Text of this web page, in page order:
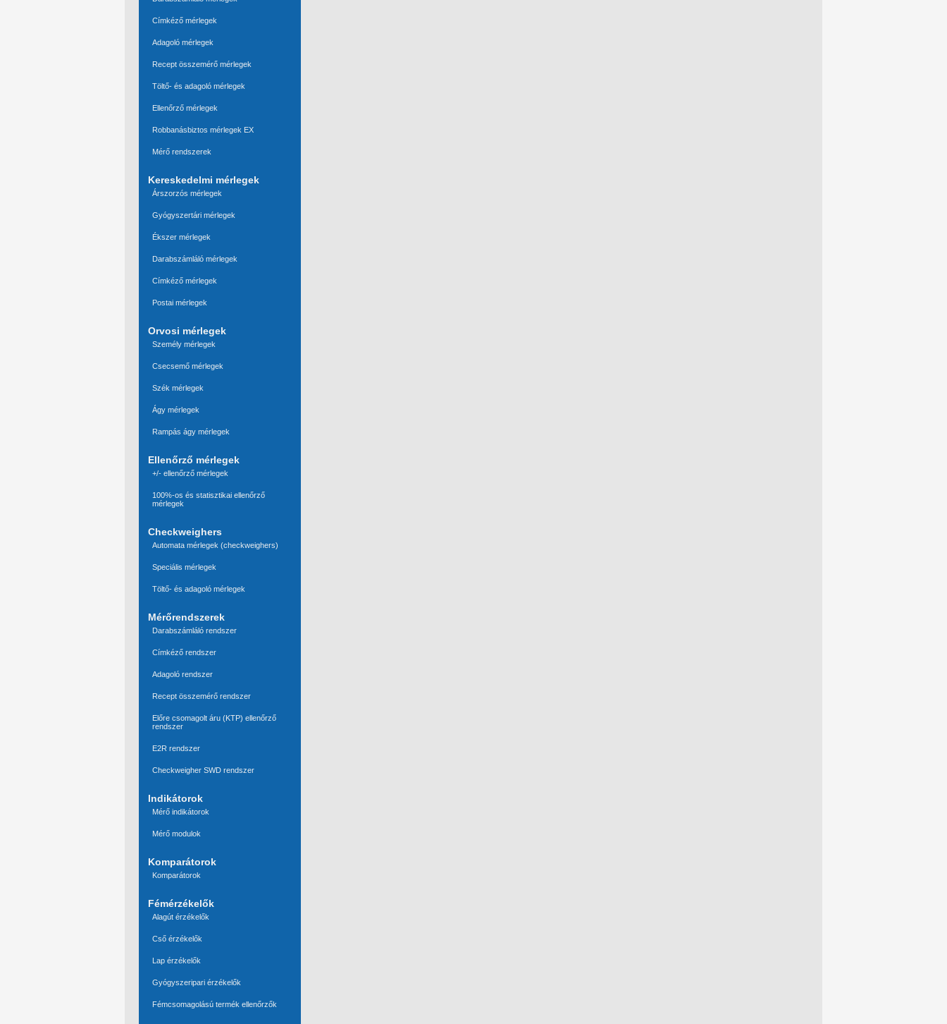
Címkéző mérlegek
Adagoló mérlegek
Recept összemérő mérlegek
Töltő- és adagoló mérlegek
Ellenőrző mérlegek
Robbanásbiztos mérlegek EX
Mérő rendszerek
Kereskedelmi mérlegek
Árszorzós mérlegek
Gyógyszertári mérlegek
Ékszer mérlegek
Darabszámláló mérlegek
Címkéző mérlegek
Postai mérlegek
Orvosi mérlegek
Személy mérlegek
Csecsemő mérlegek
Szék mérlegek
Ágy mérlegek
Rampás ágy mérlegek
Ellenőrző mérlegek
+/- ellenőrző mérlegek
100%-os és statisztikai ellenőrző
mérlegek
Checkweighers
Automata mérlegek (checkweighers)
Speciális mérlegek
Töltő- és adagoló mérlegek
Mérőrendszerek
Darabszámláló rendszer
Címkéző rendszer
Adagoló rendszer
Recept összemérő rendszer
Előre csomagolt áru (KTP) ellenőrző
rendszer
E2R rendszer
Checkweigher SWD rendszer
Indikátorok
Mérő indikátorok
Mérő modulok
Komparátorok
Komparátorok
Fémérzékelők
Alagút érzékelők
Cső érzékelők
Lap érzékelők
Gyógyszeripari érzékelők
Fémcsomagolású termék ellenőrzők